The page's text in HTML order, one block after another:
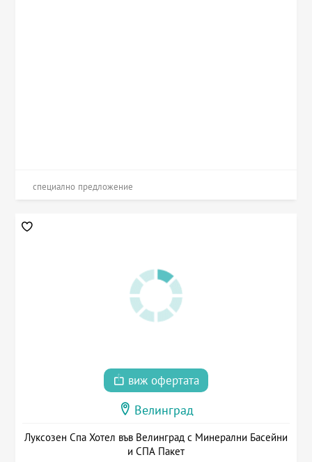
специално предложение
виж офертата
Велинград
Луксозен Спа Хотел във Велинград с Минерални Басейни
и СПА Пакет